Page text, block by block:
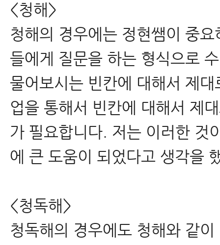
<청해>
청해의 경우에는 정현쌤이 중
들에게 질문을 하는 형식으로
물어보시는 빈칸에 대해서 제
업을 통해서 빈칸에 대해서 제
가 필요합니다. 저는 이러한 것
에 큰 도움이 되었다고 생각을
<청독해>
청독해의 경우에도 청해와 같